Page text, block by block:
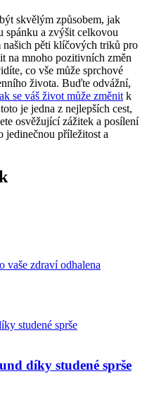
skvělým způsobem, jak
spánku a zvýšit celkovou
našich pěti klíčových triků pro
na mnoho pozitivních změn
co vše může sprchové
života. Buďte odvážní,
se váš život může změnit k
je jedna z nejlepších cest,
osvěžující zážitek a posílení
jedinečnou příležitost a
vaše zdraví odhalena
díky studené sprše